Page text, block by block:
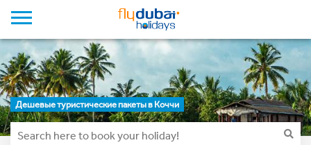
Дешевые туристические пакеты в Коччи